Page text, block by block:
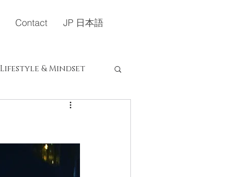
Contact JP 日本語
Lifestyle & Mindset